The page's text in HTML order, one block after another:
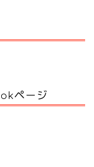
ページ